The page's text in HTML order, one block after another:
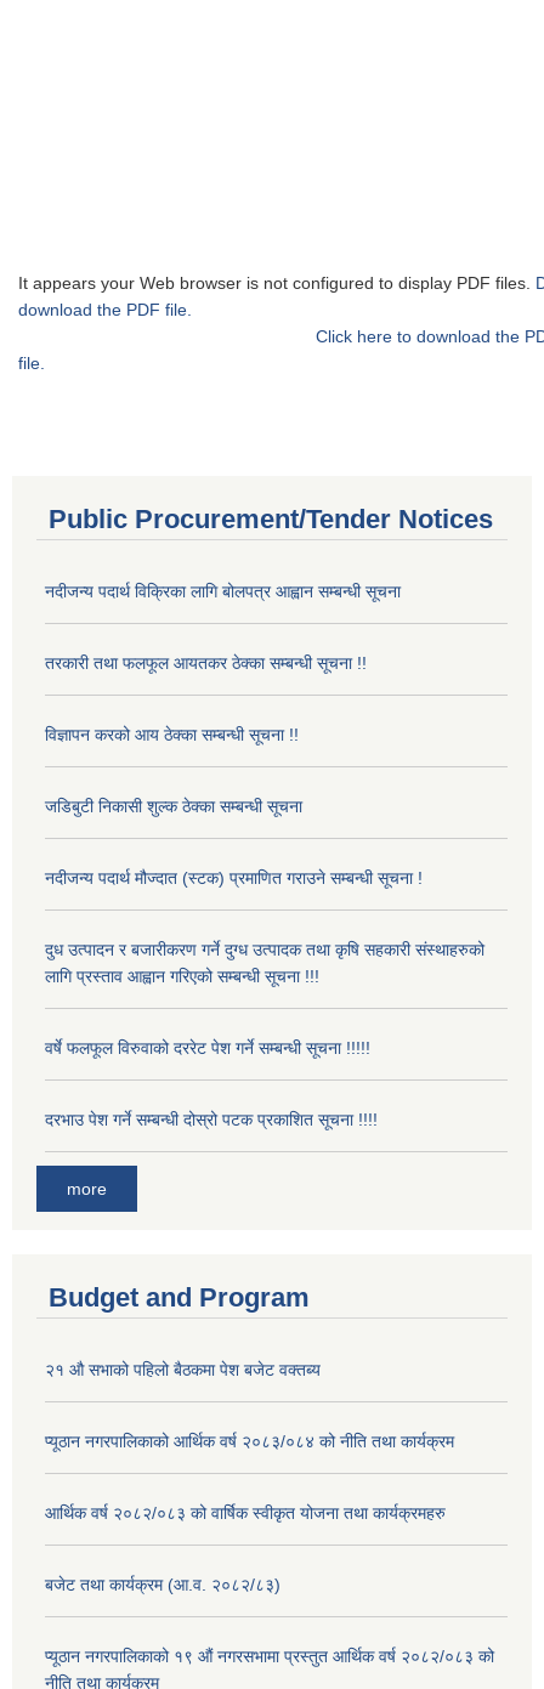
It appears your Web browser is not configured to display PDF files.
download the PDF file.
Click here to download the
file.
Public Procurement/Tender Notices
नदीजन्य पदार्थ विक्रिका लागि बोलपत्र आह्वान सम्बन्धी सूचना
तरकारी तथा फलफूल आयतकर ठेक्का सम्बन्धी सूचना !!
विज्ञापन करको आय ठेक्का सम्बन्धी सूचना !!
जडिबुटी निकासी शुल्क ठेक्का सम्बन्धी सूचना
नदीजन्य पदार्थ मौज्दात (स्टक) प्रमाणित गराउने सम्बन्धी सूचना !
दुध उत्पादन र बजारीकरण गर्ने दुग्ध उत्पादक तथा कृषि सहकारी संस्थाहरुको
लागि प्रस्ताव आह्वान गरिएको सम्बन्धी सूचना !!!
वर्षे फलफूल विरुवाको दररेट पेश गर्ने सम्बन्धी सूचना !!!!!
दरभाउ पेश गर्ने सम्बन्धी दोस्रो पटक प्रकाशित सूचना !!!!
more
Budget and Program
२१ औ सभाको पहिलो बैठकमा पेश बजेट वक्तब्य
प्यूठान नगरपालिकाको आर्थिक वर्ष २०८३/०८४ को नीति तथा कार्यक्रम
आर्थिक वर्ष २०८२/०८३ को वार्षिक स्वीकृत योजना तथा कार्यक्रमहरु
बजेट तथा कार्यक्रम (आ.व. २०८२/८३)
प्यूठान नगरपालिकाको १९ औं नगरसभामा प्रस्तुत आर्थिक वर्ष २०८२/०८३ को
नीति तथा कार्यक्रम